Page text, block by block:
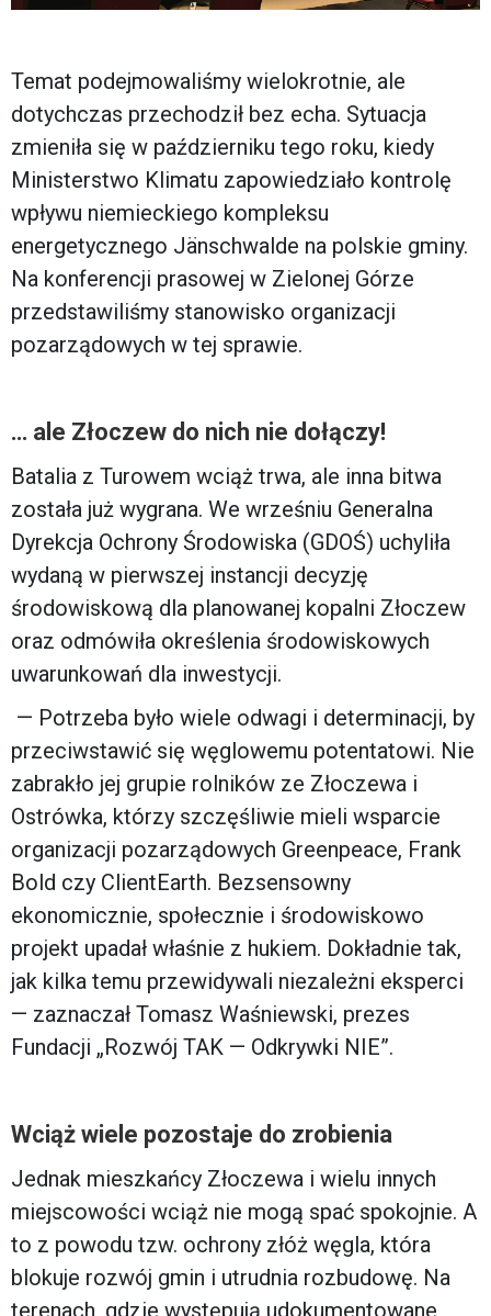
Temat podejmowaliśmy wielokrotnie, ale
dotychczas przechodził bez echa. Sytuacja
zmieniła się w październiku tego roku, kiedy
Ministerstwo Klimatu zapowiedziało kontrolę
wpływu niemieckiego kompleksu
energetycznego Jänschwalde na polskie gminy.
Na konferencji prasowej w Zielonej Górze
przedstawiliśmy stanowisko organizacji
pozarządowych w tej sprawie.
… ale Złoczew do nich nie dołączy!
Batalia z Turowem wciąż trwa, ale inna bitwa
została już wygrana. We wrześniu Generalna
Dyrekcja Ochrony Środowiska (GDOŚ) uchyliła
wydaną w pierwszej instancji decyzję
środowiskową dla planowanej kopalni Złoczew
oraz odmówiła określenia środowiskowych
uwarunkowań dla inwestycji.
— Potrzeba było wiele odwagi i determinacji, by
przeciwstawić się węglowemu potentatowi. Nie
zabrakło jej grupie rolników ze Złoczewa i
Ostrówka, którzy szczęśliwie mieli wsparcie
organizacji pozarządowych Greenpeace, Frank
Bold czy ClientEarth. Bezsensowny
ekonomicznie, społecznie i środowiskowo
projekt upadał właśnie z hukiem. Dokładnie tak,
jak kilka temu przewidywali niezależni eksperci
— zaznaczał Tomasz Waśniewski, prezes
Fundacji „Rozwój TAK — Odkrywki NIE”.
Wciąż wiele pozostaje do zrobienia
Jednak mieszkańcy Złoczewa i wielu innych
miejscowości wciąż nie mogą spać spokojnie. A
to z powodu tzw. ochrony złóż węgla, która
blokuje rozwój gmin i utrudnia rozbudowę. Na